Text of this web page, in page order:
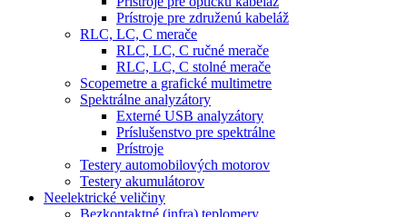
Prístroje pre združenú kabeláž
RLC, LC, C merače
RLC, LC, C ručné merače
RLC, LC, C stolné merače
Scopemetre a grafické multimetre
Spektrálne analyzátory
Externé USB analyzátory
Príslušenstvo pre spektrálne
Prístroje
Testery automobilových motorov
Testery akumulátorov
Neelektrické veličiny
Bezkontaktné (infra) teplomery